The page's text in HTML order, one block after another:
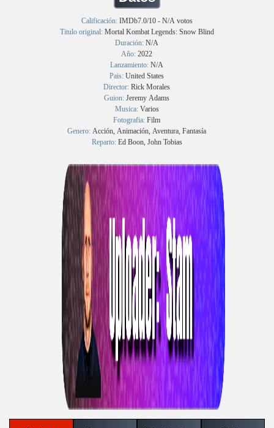
Calificación: IMDb7.0/10 - N/A votos
Titulo original:Mortal Kombat Legends: Snow Blind
Duración: N/A
Año: 2022
Lanzamiento: N/A
Pais: United States
Director: Rick Morales
Guion: Jeremy Adams
Musica:Varios
Fotografia: Film
Genero: Acción, Animación, Aventura, Fantasía
Reparto:Ed Boon, John Tobias